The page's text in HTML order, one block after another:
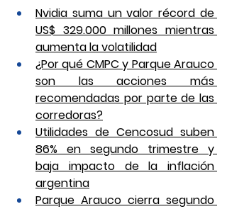
Nvidia suma un valor récord de
US$ 329.000 millones mientras
aumenta la volatilidad
¿Por qué CMPC y Parque Arauco
son las acciones más
recomendadas por parte de las
corredoras?
Utilidades de Cencosud suben
86% en segundo trimestre y
baja impacto de la inflación
argentina
Parque Arauco cierra segundo